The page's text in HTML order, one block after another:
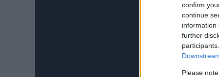
confirm
continue
information
further
Please